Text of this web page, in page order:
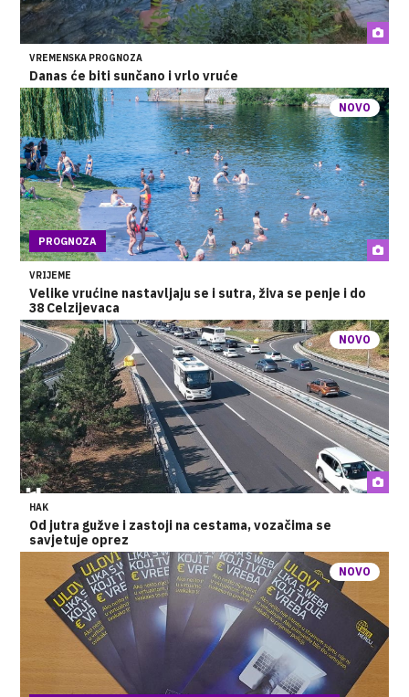
VREMENSKA PROGNOZA
Danas će biti sunčano i vrlo vruće
NOVO
PROGNOZA
VRIJEME
Velike vrućine nastavljaju se i sutra, živa se penje i do
38 Celzijevaca
NOVO
HAK
Od jutra gužve i zastoji na cestama, vozačima se
savjetuje oprez
NOVO